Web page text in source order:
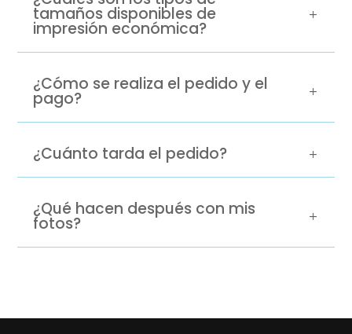
tamaños disponibles de
impresión económica?
¿Cómo se realiza el pedido y el
pago?
¿Cuánto tarda el pedido?
¿Qué hacen después con mis
fotos?